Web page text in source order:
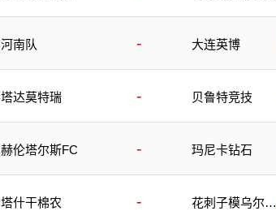
河南队 - 大连英博
塔达莫特瑞 - 贝鲁特竞技
赫伦塔尔斯FC - 玛尼卡钻石
塔什干棉农 -
花刺子模乌尔根